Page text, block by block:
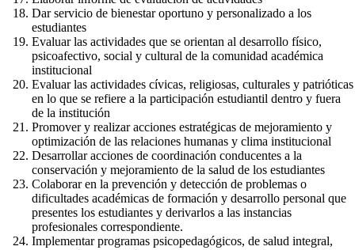
Dar servicio de bienestar oportuno y personalizado a los
estudiantes
Evaluar las actividades que se orientan al desarrollo físico,
psicoafectivo, social y cultural de la comunidad académica
institucional
Evaluar las actividades cívicas, religiosas, culturales y patrióticas
en lo que se refiere a la participación estudiantil dentro y fuera
de la institución
Promover y realizar acciones estratégicas de mejoramiento y
optimización de las relaciones humanas y clima institucional
Desarrollar acciones de coordinación conducentes a la
conservación y mejoramiento de la salud de los estudiantes
Colaborar en la prevención y detección de problemas o
dificultades académicas de formación y desarrollo personal que
presentes los estudiantes y derivarlos a las instancias
profesionales correspondiente.
Implementar programas psicopedagógicos, de salud integral,